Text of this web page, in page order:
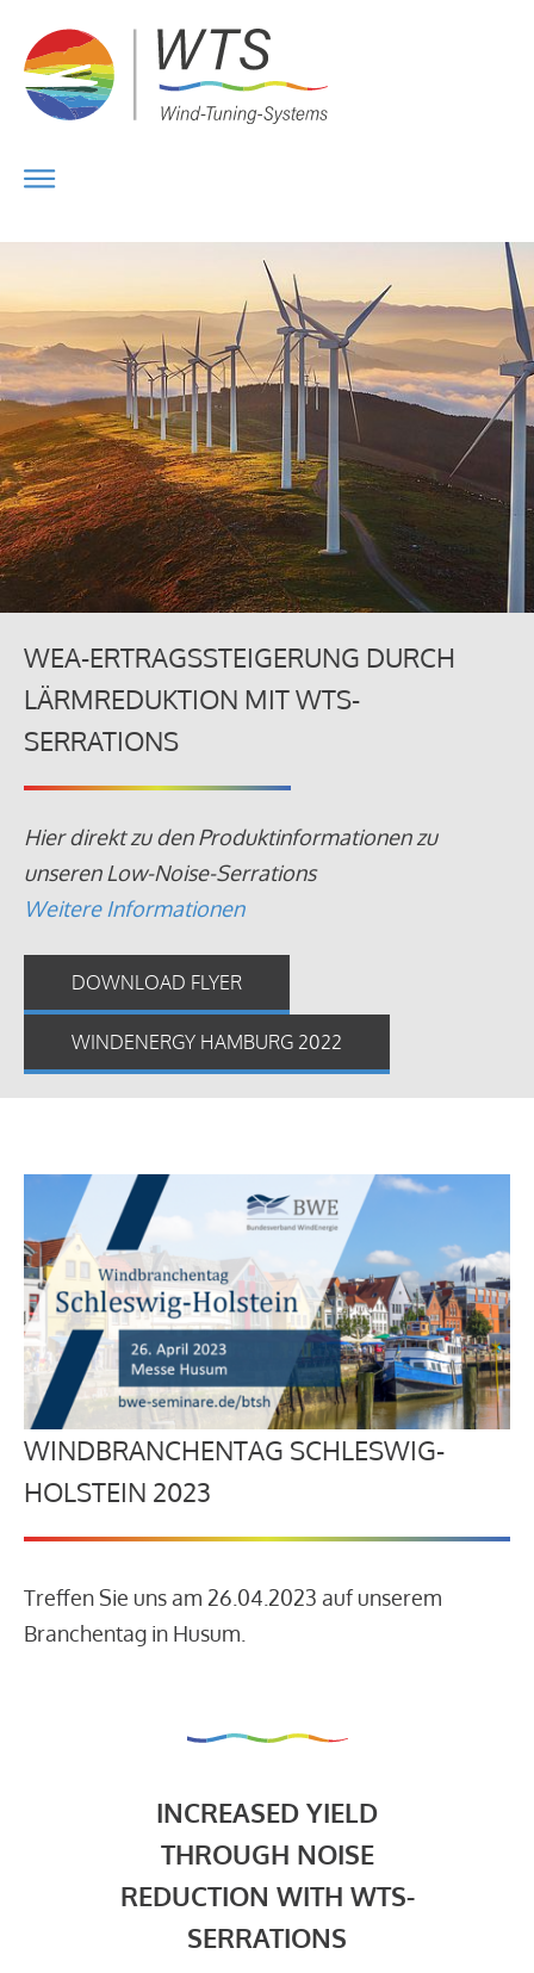
WEA-ERTRAGSSTEIGERUNG DURCH
LÄRMREDUKTION MIT WTS-
SERRATIONS
Hier direkt zu den Produktinformationen zu
unseren Low-Noise-Serrations
Weitere Informationen
DOWNLOAD FLYER
WINDENERGY HAMBURG 2022
WINDBRANCHENTAG SCHLESWIG-
HOLSTEIN 2023
Treffen Sie uns am 26.04.2023 auf unserem
Branchentag in Husum.
INCREASED YIELD
THROUGH NOISE
REDUCTION WITH WTS-
SERRATIONS